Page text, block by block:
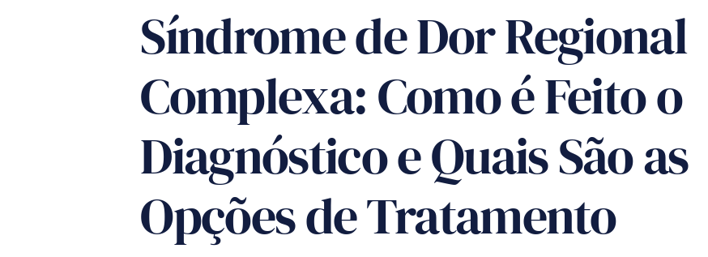
Síndrome de Dor Regional
Complexa: Como é Feito o
Diagnóstico e Quais São as
Opções de Tratamento